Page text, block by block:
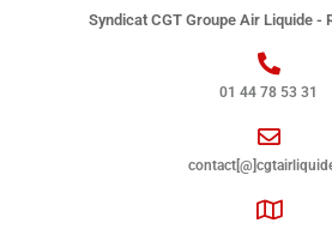
Syndicat CGT Groupe Air Liquide -
01 44 78 53 31